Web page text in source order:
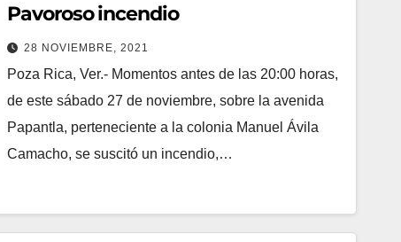
Pavoroso incendio
28 NOVIEMBRE, 2021
Poza Rica, Ver.- Momentos antes de las 20:00 horas,
de este sábado 27 de noviembre, sobre la avenida
Papantla, perteneciente a la colonia Manuel Ávila
Camacho, se suscitó un incendio,…